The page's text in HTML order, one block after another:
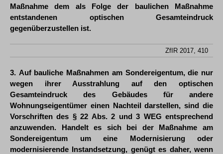
Maßnahme dem als Folge der baulichen Maßnahme
entstandenen optischen Gesamteindruck
gegenüberzustellen ist.
ZfIR 2017, 410
3. Auf bauliche Maßnahmen am Sondereigentum, die nur
wegen ihrer Ausstrahlung auf den optischen
Gesamteindruck des Gebäudes für andere
Wohnungseigentümer einen Nachteil darstellen, sind die
Vorschriften des § 22 Abs. 2 und 3 WEG entsprechend
anzuwenden. Handelt es sich bei der Maßnahme am
Sondereigentum um eine Modernisierung oder
modernisierende Instandsetzung, genügt es daher, wenn